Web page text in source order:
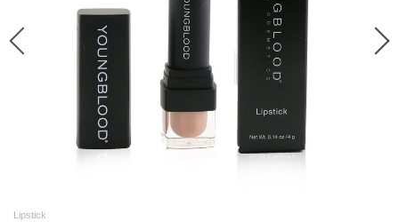
Lipstick